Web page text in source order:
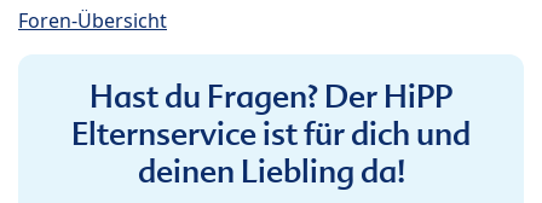
Foren-Übersicht
Hast du Fragen? Der HiPP
Elternservice ist für dich und
deinen Liebling da!